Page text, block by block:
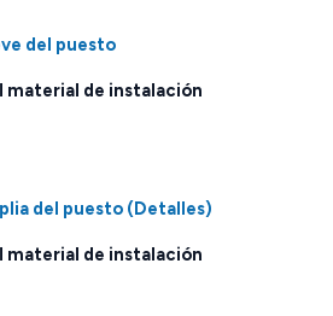
del puesto
material de instalación
del puesto (Detalles)
material de instalación